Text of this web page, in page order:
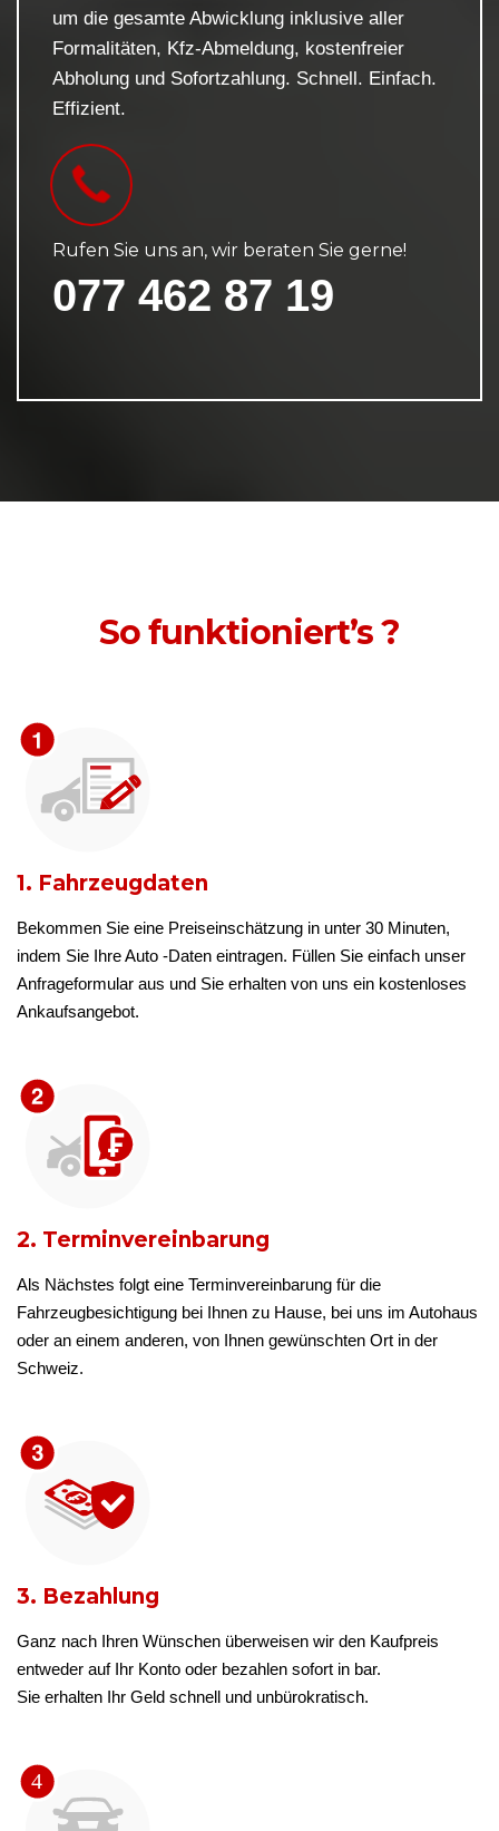
um die gesamte Abwicklung inklusive aller
Formalitäten, Kfz-Abmeldung, kostenfreier
Abholung und Sofortzahlung. Schnell. Einfach.
Effizient.
Rufen Sie uns an, wir beraten Sie gerne!
077 462 87 19
So funktioniert’s ?
1. Fahrzeugdaten
Bekommen Sie eine Preiseinschätzung in unter 30 Minuten,
indem Sie Ihre Auto -Daten eintragen. Füllen Sie einfach unser
Anfrageformular aus und Sie erhalten von uns ein kostenloses
Ankaufsangebot.
2. Terminvereinbarung
Als Nächstes folgt eine Terminvereinbarung für die
Fahrzeugbesichtigung bei Ihnen zu Hause, bei uns im Autohaus
oder an einem anderen, von Ihnen gewünschten Ort in der
Schweiz.
3. Bezahlung
Ganz nach Ihren Wünschen überweisen wir den Kaufpreis
entweder auf Ihr Konto oder bezahlen sofort in bar.
Sie erhalten Ihr Geld schnell und unbürokratisch.